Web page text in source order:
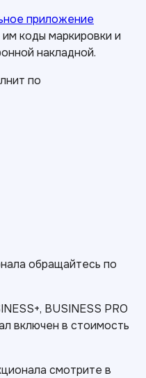
приложение
коды маркировки и
накладной.
по
обращайтесь по
BUSINESS PRO
включен в стоимость
смотрите в